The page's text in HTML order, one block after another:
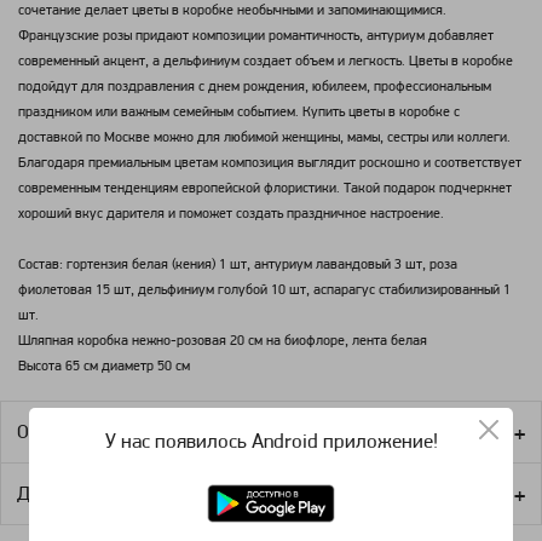
сочетание делает цветы в коробке необычными и запоминающимися.
Французские розы придают композиции романтичность, антуриум добавляет
современный акцент, а дельфиниум создает объем и легкость. Цветы в коробке
подойдут для поздравления с днем рождения, юбилеем, профессиональным
праздником или важным семейным событием. Купить цветы в коробке с
доставкой по Москве можно для любимой женщины, мамы, сестры или коллеги.
Благодаря премиальным цветам композиция выглядит роскошно и соответствует
современным тенденциям европейской флористики. Такой подарок подчеркнет
хороший вкус дарителя и поможет создать праздничное настроение.
Состав: гортензия белая (кения) 1 шт, антуриум лавандовый 3 шт, роза
фиолетовая 15 шт, дельфиниум голубой 10 шт, аспарагус стабилизированный 1
шт.
Шляпная коробка нежно-розовая 20 см на биофлоре, лента белая
Высота 65 см диаметр 50 см
Оплата
Доставка
У нас появилось Android приложение!